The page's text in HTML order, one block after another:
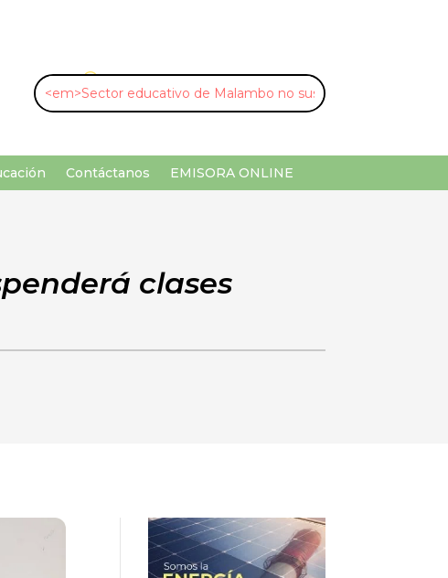
U ¡Buscar por palabra clave!
Contáctanos EMISORA ONLINE
clases